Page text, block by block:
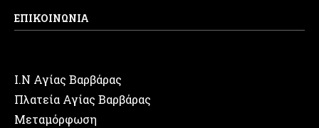
ΕΠΙΚΟΙΝΩΝΙΑ
Ι.Ν Αγίας Βαρβάρας
Πλατεία Αγίας Βαρβάρας
Μεταμόρφωση